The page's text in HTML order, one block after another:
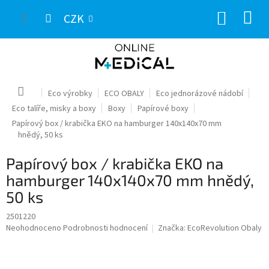
CZK
Domů Eco výrobky ECO OBALY
Eco jednorázové nádobí
Eco talíře, misky a boxy
Boxy
Papírové boxy
Papírový box / krabička EKO na hamburger 140x140x70 mm
hnědý, 50 ks
Papírový box / krabička EKO na
hamburger 140x140x70 mm hnědý,
50 ks
2501220
Průměrné
Neohodnoceno Podrobnosti hodnocení Značka: EcoRevolution Obaly